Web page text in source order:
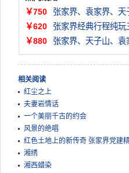
￥750
张家界、袁家界、
￥620
张家界经典行程纯
￥880
张家界、天子山、
相关阅读
红尘之上
夫妻岩情话
一个美丽千古的约会
风景的绝唱
红色土地上的新传奇 张家界党建
湘绣
湘西蜡染